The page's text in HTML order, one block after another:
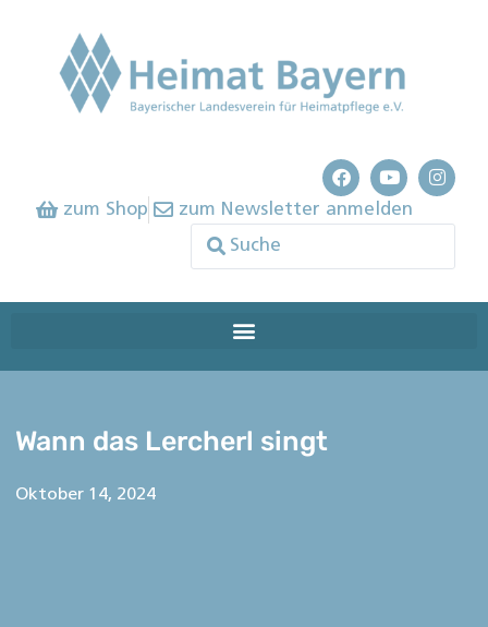
zum Shop zum Newsletter anmelden
Wann das Lercherl singt
Oktober 14, 2024